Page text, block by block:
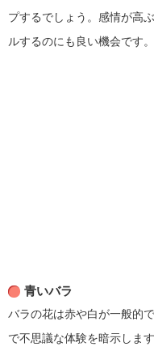
プするでしょう。感情が高
ルするのにも良い機会です。
青いバラ
バラの花は赤や白が一般的
で不思議な体験を暗示しま